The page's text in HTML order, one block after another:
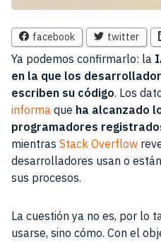
facebook twitter
Ya podemos confirmarlo: la
en la que los
escriben su código. Los
informa que ha alcanzado
programadores
mientras Stack Overflow
desarrolladores usan o
sus procesos.
La cuestión ya no es, por lo
usarse, sino cómo. Con el